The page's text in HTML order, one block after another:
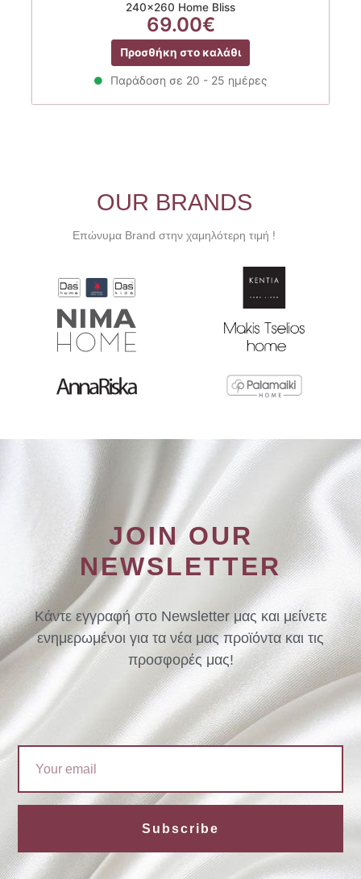
240×260 Home Bliss
69.00€
Προσθήκη στο καλάθι
Παράδοση σε 20 - 25 ημέρες
OUR BRANDS
Επώνυμα Brand στην χαμηλότερη τιμή !
JOIN OUR
NEWSLETTER
Κάντε εγγραφή στο Newsletter μας και μείνετε
ενημερωμένοι για τα νέα μας προϊόντα και τις
προσφορές μας!
Subscribe